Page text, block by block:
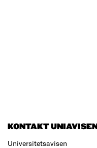
KONTAKT UNIAVISEN
Universitetsavisen